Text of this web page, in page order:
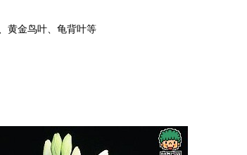
金鸟叶、龟背叶等